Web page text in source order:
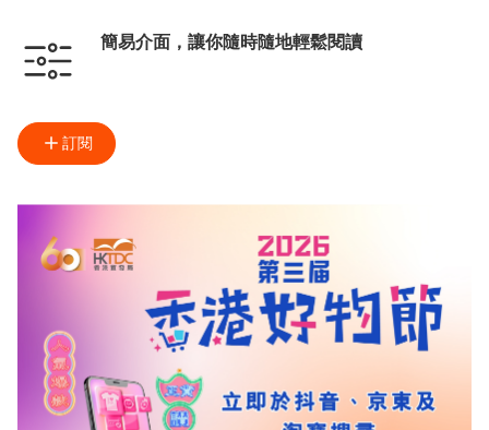
簡易介面，讓你隨時隨地輕鬆閱讀
訂閱